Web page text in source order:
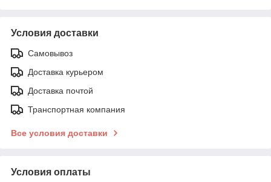
Условия доставки
Самовывоз
Доставка курьером
Доставка почтой
Транспортная компания
Все условия доставки
Условия оплаты